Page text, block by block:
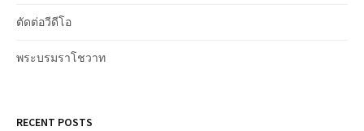
ตัดต่อวีดีโอ
พระบรมราโชวาท
RECENT POSTS